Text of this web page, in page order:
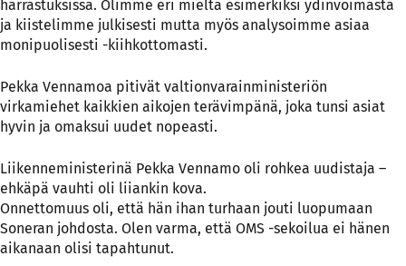
harrastuksissa. Olimme eri mieltä esimerkiksi ydinvoimasta
ja kiistelimme julkisesti mutta myös analysoimme asiaa
monipuolisesti -kiihkottomasti.
Pekka Vennamoa pitivät valtionvarainministeriön
virkamiehet kaikkien aikojen terävimpänä, joka tunsi asiat
hyvin ja omaksui uudet nopeasti.
Liikenneministerinä Pekka Vennamo oli rohkea uudistaja –
ehkäpä vauhti oli liiankin kova.
Onnettomuus oli, että hän ihan turhaan jouti luopumaan
Soneran johdosta. Olen varma, että OMS -sekoilua ei hänen
aikanaan olisi tapahtunut.